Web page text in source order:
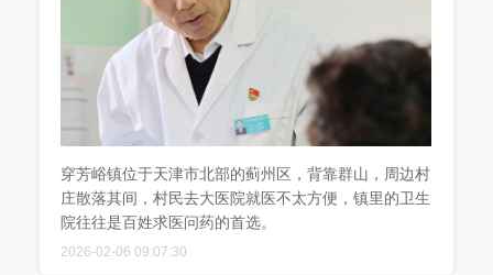
穿芳峪镇位于天津市北部的蓟州区，背靠群山，周边村
庄散落其间，村民去大医院就医不太方便，镇里的卫生
院往往是百姓求医问药的首选。
2026-02-06 09:07:30